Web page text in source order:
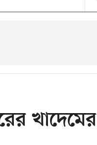
খাদেমের